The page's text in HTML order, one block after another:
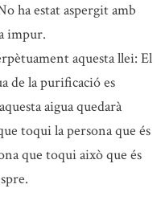
ha estat aspergit amb
impur.
aquesta llei: El
de la purificació es
aigua quedarà
toqui la persona que és
que toqui això que és